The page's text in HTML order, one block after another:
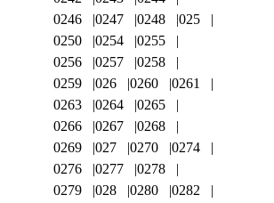
0246
0247 0248
025
0250
0254
0255
0256
0257
0258
0259
026 0260
0261
0263
0264
0265
0266
0267
0268
0269
027 0270
0274
0276
0277
0278
0279
028 0280
0282